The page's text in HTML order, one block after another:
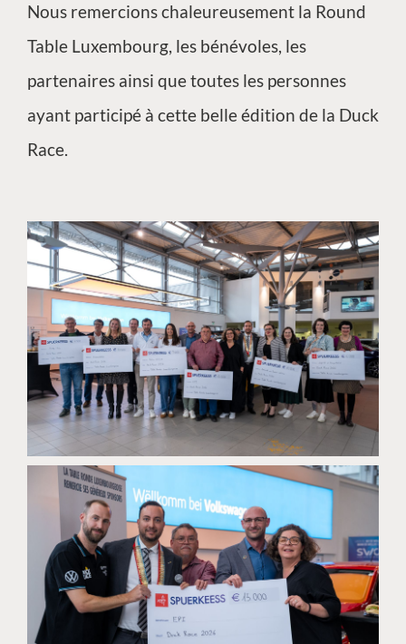
Nous remercions chaleureusement la Round
Table Luxembourg, les bénévoles, les
partenaires ainsi que toutes les personnes
ayant participé à cette belle édition de la Duck
Race.